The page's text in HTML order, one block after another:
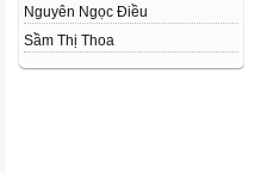
Nguyên Ngọc Điều
Sầm Thị Thoa